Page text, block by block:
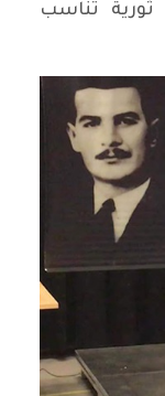
ثورية تناسب